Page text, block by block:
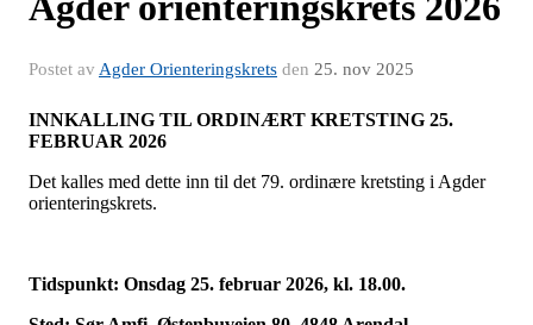
Postet av Agder Orienteringskrets den 25. nov 2025
INNKALLING TIL ORDINÆRT KRETSTING 25.
FEBRUAR 2026
Det kalles med dette inn til det 79. ordinære kretsting i Agder
orienteringskrets.
Tidspunkt: Onsdag 25. februar 2026, kl. 18.00.